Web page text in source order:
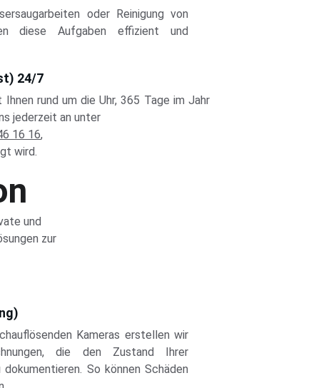
oder Reinigung von
diese Aufgaben effizient und
24/7
rund um die Uhr, 365 Tage im Jahr
jederzeit an unter
16 16,
wird.
und
zur
Kameras erstellen wir
die den Zustand Ihrer
So können Schäden